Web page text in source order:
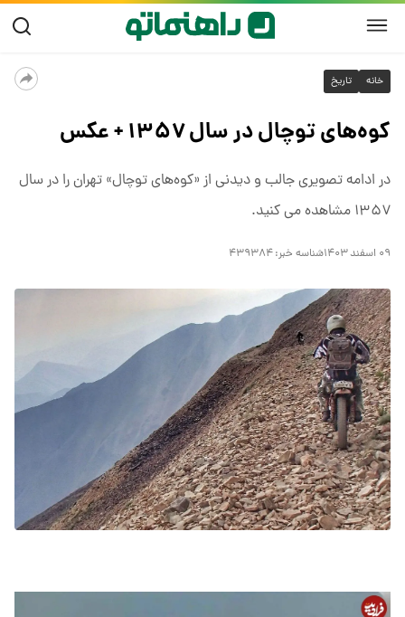
خانه تاریخ
کوه‌های توچال در سال ۱۳۵۷ + عکس
در ادامه تصویری جالب و دیدنی از «کوه‌های توچال» تهران را در سال
۱۳۵۷ مشاهده می کنید.
۰۹ اسفند ۱۴۰۳ شناسه خبر:۴۳۹۳۸۴